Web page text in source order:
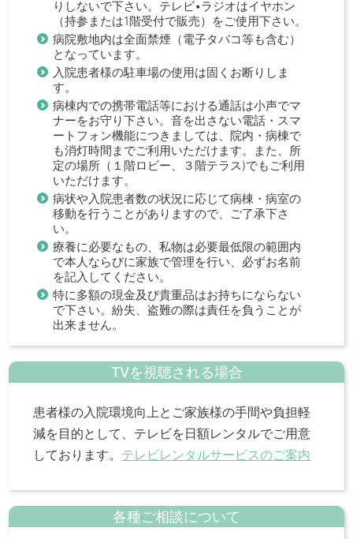
りしないで下さい。テレビ•ラジオはイヤホン
（持参または1階受付で販売）をご使用下さい。
病院敷地内は全面禁煙（電子タバコ等も含む）
となっています。
入院患者様の駐車場の使用は固くお断りしま
す。
病棟内での携帯電話等における通話は小声でマ
ナーをお守り下さい。音を出さない電話・スマ
ートフォン機能につきましては、院内・病棟で
も消灯時間までご利用いただけます。また、所
定の場所（１階ロビー、３階テラス)でもご利用
いただけます。
病状や入院患者数の状況に応じて病棟・病室の
移動を行うことがありますので、ご了承下さ
い。
療養に必要なもの、私物は必要最低限の範囲内
で本人ならびに家族で管理を行い、必ずお名前
を記入してください。
特に多額の現金及び貴重品はお持ちにならない
で下さい。紛失、盗難の際は責任を負うことが
出来ません。
TVを視聴される場合
患者様の入院環境向上とご家族様の手間や負担軽
減を目的として、テレビを日額レンタルでご用意
しております。 テレビレンタルサービスのご案内
各種ご相談について